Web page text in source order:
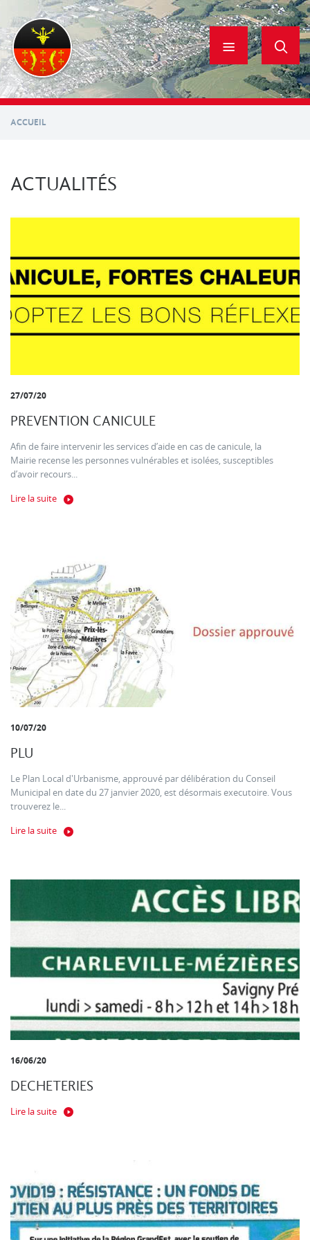
contenu
principal
ACCUEIL
ACTUALITÉS
27/07/20
PREVENTION CANICULE
Afin de faire intervenir les services d’aide en cas de canicule, la
Mairie recense les personnes vulnérables et isolées, susceptibles
d’avoir recours...
Lire la suite
10/07/20
PLU
Le Plan Local d'Urbanisme, approuvé par délibération du Conseil
Municipal en date du 27 janvier 2020, est désormais executoire. Vous
trouverez le...
Lire la suite
16/06/20
DECHETERIES
Lire la suite